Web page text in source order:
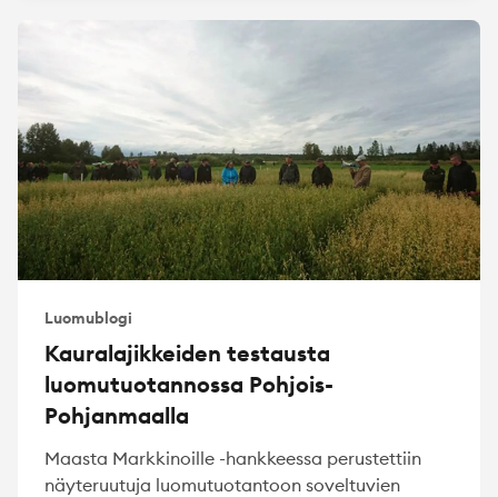
Luomublogi
Kauralajikkeiden testausta
luomutuotannossa Pohjois-
Pohjanmaalla
Maasta Markkinoille -hankkeessa perustettiin
näyteruutuja luomutuotantoon soveltuvien